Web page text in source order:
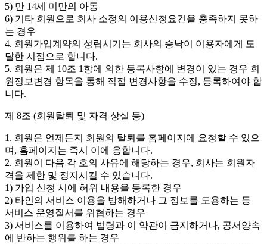
5) 만 14세 미만의 아동
6) 기타 회원으로 회사 소정의 이용신청요건을 충족하지 못하
는 경우
4. 회원가입계약의 성립시기는 회사의 승낙이 이용자에게 도
달한 시점으로 합니다.
5. 회원은 제 10조 1항에 의한 등록사항에 변경이 있는 경우 회
원정보변경 항목을 통해 직접 변경사항을 수정, 등록하여야 합
니다.
제 8조 (회원탈퇴 및 자격 상실 등)
1. 회원은 언제든지 회원의 탈퇴를 홈페이지에 요청할 수 있으
며, 홈페이지는 즉시 이에 응합니다.
2. 회원이 다음 각 호의 사유에 해당하는 경우, 회사는 회원자
격을 제한 및 정지시킬 수 있습니다.
1) 가입 신청 시에 허위 내용을 등록한 경우
2) 타인의 서비스 이용을 방해하거나 그 정보를 도용하는 등
서비스 운영질서를 위협하는 경우
3) 서비스를 이용하여 법령과 이 약관이 금지하거나, 공서양속
에 반하는 행위를 하는 경우